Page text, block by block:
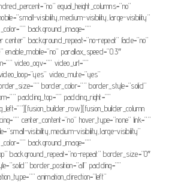
equal_height_columns=”no”
visibility,medium-visibility,large-visibility”
background_image=””
center” background_repeat=”no-repeat” fade=”no”
enable_mobile=”no” parallax_speed=”0.3″
video_ogv=”” video_url=””
video_mute=”yes”
border_color=”” border_style=”solid”
padding_top=”” padding_right=””
center_content=”no” hover_type=”none” link=””
visibility,medium-visibility,large-visibility”
background_image=””
background_repeat=”no-repeat” border_size=”0″
border_position=”all” padding=””
animation_direction=”left”